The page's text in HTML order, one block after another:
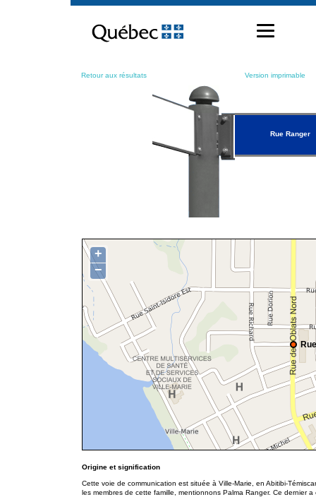
contenu
Retour aux résultats Version imprimable
Rue Ranger
+
−
Origine et signification
Cette voie de communication est située à Ville-Marie, en Abitibi-
les membres de cette famille, mentionnons Palma Ranger. Ce dernier